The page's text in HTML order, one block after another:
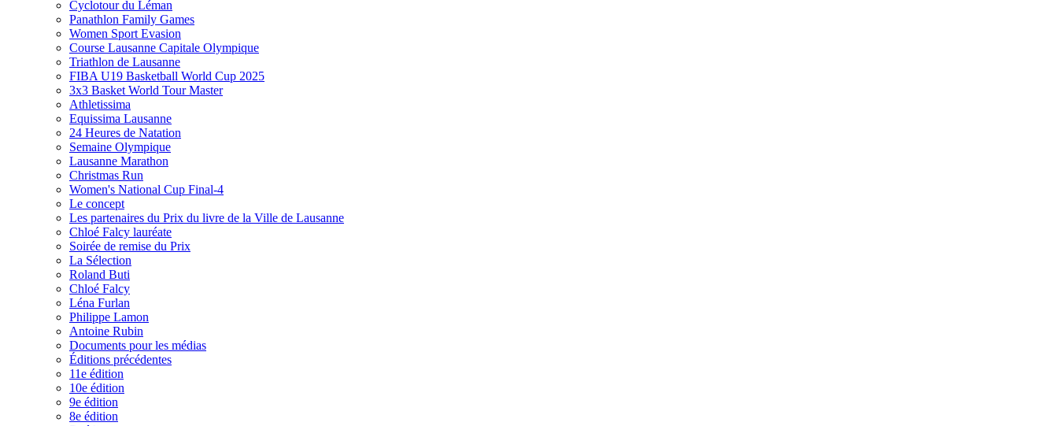
Cyclotour du Léman
Panathlon Family Games
Women Sport Evasion
Course Lausanne Capitale Olympique
Triathlon de Lausanne
FIBA U19 Basketball World Cup 2025
3x3 Basket World Tour Master
Athletissima
Equissima Lausanne
24 Heures de Natation
Semaine Olympique
Lausanne Marathon
Christmas Run
Women's National Cup Final-4
Le concept
Les partenaires du Prix du livre de la Ville de Lausanne
Chloé Falcy lauréate
Soirée de remise du Prix
La Sélection
Roland Buti
Chloé Falcy
Léna Furlan
Philippe Lamon
Antoine Rubin
Documents pour les médias
Éditions précédentes
11e édition
10e édition
9e édition
8e édition